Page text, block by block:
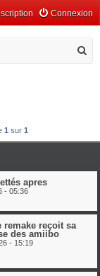
Connexion
1 sur 1
apres
- 05:36
remake reçoit sa
des amiibo
- 15:19